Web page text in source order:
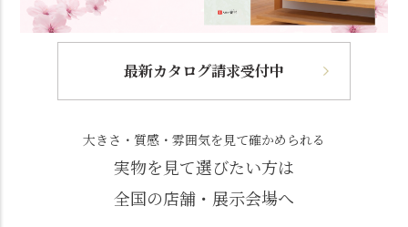
最新カタログ請求受付中
大きさ・質感・雰囲気を見て確かめられる
実物を見て選びたい方は
全国の店舗・展示会場へ